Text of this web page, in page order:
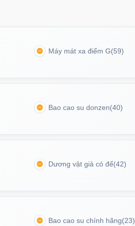
Máy mát xa điểm G(59)
Bao cao su donzen(40)
Dương vật giả có đế(42)
Bao cao su chính hãng(23)